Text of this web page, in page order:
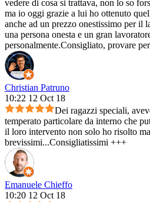
vedere di cosa si trattava, non lo so
ma io oggi grazie a lui ho ottenuto
anche ad un prezzo onestissimo per il
una persona onesta e un gran
personalmente.Consigliato, provare
Christian Patruno
10:22 12 Oct 18
Dei ragazzi speciali,
temperato particolare da interno che
il loro intervento non solo ho risolto
brevissimi...Consigliatissimi +++
Emanuele Chieffo
10:20 12 Oct 18